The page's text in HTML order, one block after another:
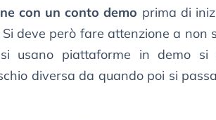
con un conto demo prima di
Si deve però fare attenzione a non
usano piattaforme in demo
diversa da quando poi si